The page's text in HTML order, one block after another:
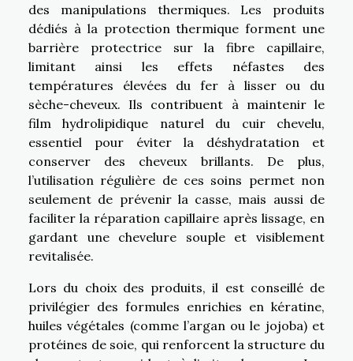
des manipulations thermiques. Les produits
dédiés à la protection thermique forment une
barrière protectrice sur la fibre capillaire,
limitant ainsi les effets néfastes des
températures élevées du fer à lisser ou du
sèche-cheveux. Ils contribuent à maintenir le
film hydrolipidique naturel du cuir chevelu,
essentiel pour éviter la déshydratation et
conserver des cheveux brillants. De plus,
l’utilisation régulière de ces soins permet non
seulement de prévenir la casse, mais aussi de
faciliter la réparation capillaire après lissage, en
gardant une chevelure souple et visiblement
revitalisée.
Lors du choix des produits, il est conseillé de
privilégier des formules enrichies en kératine,
huiles végétales (comme l’argan ou le jojoba) et
protéines de soie, qui renforcent la structure du